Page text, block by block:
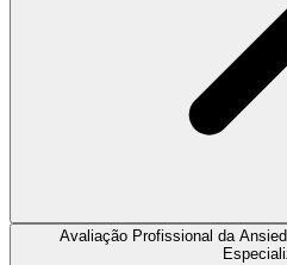
Avaliação Profissional da